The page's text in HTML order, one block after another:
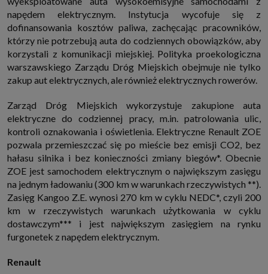
http://www.sagier.pl/
danych osobowych będą także nasi Zaufani Partnerzy. Listę Zaufanych
Partnerów możesz sprawdzić w każdym momencie na stronie naszej
polityki prywatności
i tam też zmodyfikować lub cofnąć swoje zgody.
Podstawa i cel przetwarzania
Twoje dane przetwarzamy w następujących celach:
zapewniającej Ci możliwość zapoznania się z jednym z naszych serwisów
w oparciu o treść regulaminu tego serwisu), to możemy przetwarzać
Twoje dane w zakresie niezbędnym do realizacji tej umowy.
2. Zapewnianie bezpieczeństwa usługi (np. sprawdzenie, czy do Twojego
konta nie loguje się nieuprawniona osoba), dokonanie pomiarów
statystycznych, ulepszanie naszych usług i dopasowanie ich do potrzeb i
wygody użytkowników (np. personalizowanie treści w usługach), jak
również prowadzenie marketingu i promocji własnych usług (np. jeśli
interesujesz się motoryzacją i oglądasz artykuły w biznesistyl.pl lub na
innych stronach internetowych, to możemy Ci wyświetlić reklamę
dotyczącą artykułu w serwisie biznesistyl.pl/automoto. Takie
przetwarzanie danych to realizacja naszych prawnie uzasadnionych
interesów.
3. Za Twoją zgodą usługi marketingowe dostarczą Ci nasi Zaufani
Partnerzy oraz my dla podmiotów trzecich. Aby móc pokazać interesujące
danych związanych z odwiedzanymi przez Ciebie stronami
napędem elektrycznym. Instytucja wycofuje się z
dofinansowania kosztów paliwa, zachęcając pracowników,
którzy nie potrzebują auta do codziennych obowiązków, aby
korzystali z komunikacji miejskiej. Polityka proekologiczna
warszawskiego Zarządu Dróg Miejskich obejmuje nie tylko
zakup aut elektrycznych, ale również elektrycznych rowerów.
Zarząd Dróg Miejskich wykorzystuje zakupione auta
elektryczne do codziennej pracy, m.in. patrolowania ulic,
kontroli oznakowania i oświetlenia. Elektryczne Renault ZOE
pozwala przemieszczać się po mieście bez emisji CO2, bez
hałasu silnika i bez konieczności zmiany biegów*. Obecnie
ZOE jest samochodem elektrycznym o największym zasięgu
na jednym ładowaniu (300 km w warunkach rzeczywistych **).
Zasięg Kangoo Z.E. wynosi 270 km w cyklu NEDC*, czyli 200
km w rzeczywistych warunkach użytkowania w cyklu
dostawczym*** i jest największym zasięgiem na rynku
furgonetek z napędem elektrycznym.
Renault